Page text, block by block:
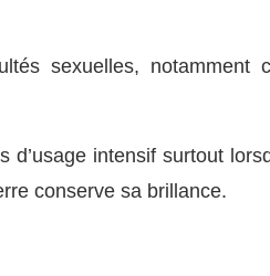
sexuelles, notamment
d’usage intensif surtout
conserve sa brillance.